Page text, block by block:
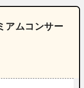
アムコンサー